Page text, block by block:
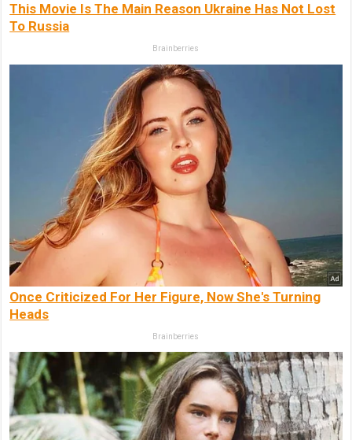
This Movie Is The Main Reason Ukraine Has Not Lost
To Russia
Brainberries
Once Criticized For Her Figure, Now She's Turning
Heads
Brainberries